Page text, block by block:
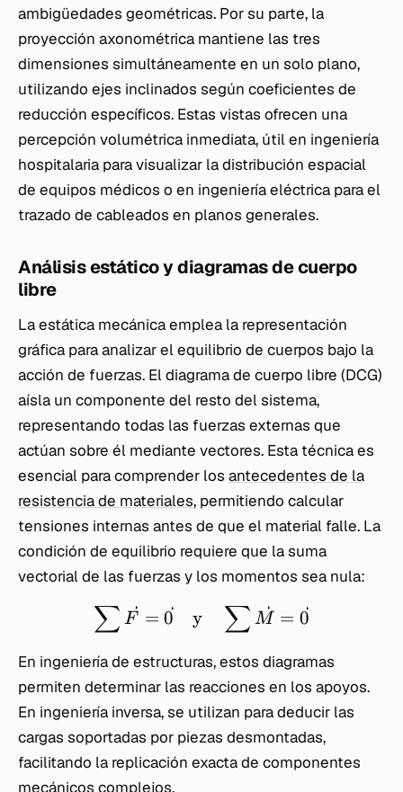
ambigüedades geométricas. Por su parte, la
proyección axonométrica mantiene las tres
dimensiones simultáneamente en un solo plano,
utilizando ejes inclinados según coeficientes de
reducción específicos. Estas vistas ofrecen una
percepción volumétrica inmediata, útil en ingeniería
hospitalaria para visualizar la distribución espacial
de equipos médicos o en ingeniería eléctrica para el
trazado de cableados en planos generales.
Análisis estático y diagramas de cuerpo
libre
La estática mecánica emplea la representación
gráfica para analizar el equilibrio de cuerpos bajo la
acción de fuerzas. El diagrama de cuerpo libre (DCG)
aísla un componente del resto del sistema,
representando todas las fuerzas externas que
actúan sobre él mediante vectores. Esta técnica es
esencial para comprender los antecedentes de la
resistencia de materiales, permitiendo calcular
tensiones internas antes de que el material falle. La
condición de equilibrio requiere que la suma
vectorial de las fuerzas y los momentos sea nula:
∑ F = 0 y ∑ M = 0
En ingeniería de estructuras, estos diagramas
permiten determinar las reacciones en los apoyos.
En ingeniería inversa, se utilizan para deducir las
cargas soportadas por piezas desmontadas,
facilitando la replicación exacta de componentes
mecánicos complejos.